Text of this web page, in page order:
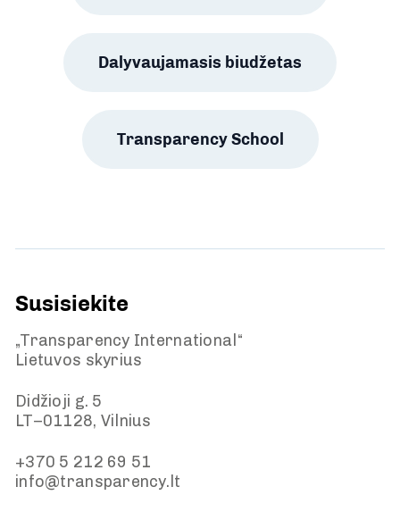
Dalyvaujamasis biudžetas
Transparency School
Susisiekite
„Transparency International“
Lietuvos skyrius
Didžioji g. 5
LT–01128, Vilnius
+370 5 212 69 51
info@transparency.lt